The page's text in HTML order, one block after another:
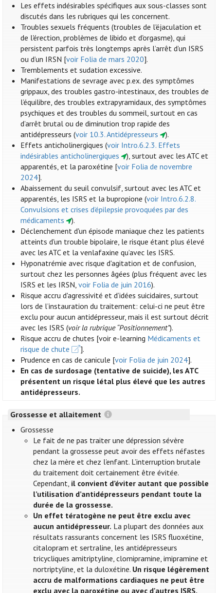
Les effets indésirables spécifiques aux sous-classes sont
discutés dans les rubriques qui les concernent.
Troubles sexuels fréquents (troubles de l'éjaculation et
de l'érection, problèmes de libido et d'orgasme), qui
persistent parfois très longtemps après l’arrêt d’un ISRS
ou d’un IRSN [voir Folia de mars 2020].
Tremblements et sudation excessive.
Manifestations de sevrage avec p.ex. des symptômes
grippaux, des troubles gastro-intestinaux, des troubles de
l’équilibre, des troubles extrapyramidaux, des symptômes
psychiques et des troubles du sommeil, surtout en cas
d’arrêt brutal ou de diminution trop rapide des
antidépresseurs (voir 10.3. Antidépresseurs
).
Effets anticholinergiques (voir Intro.6.2.3. Effets
indésirables anticholinergiques
), surtout avec les ATC et
apparentés, et la paroxétine [voir Folia de novembre
2024].
Abaissement du seuil convulsif, surtout avec les ATC et
apparentés, les ISRS et la bupropione (voir Intro.6.2.8.
Convulsions et crises d’épilepsie provoquées par des
médicaments
).
Déclenchement d'un épisode maniaque chez les patients
atteints d'un trouble bipolaire, le risque étant plus élevé
avec les ATC et la venlafaxine qu’avec les ISRS.
Hyponatrémie avec risque d'agitation et de confusion,
surtout chez les personnes âgées (plus fréquent avec les
ISRS et les IRSN,voir Folia de juin 2016).
Risque accru d'agressivité et d’idées suicidaires, surtout
lors de l’instauration du traitement: celui-ci ne peut être
exclu pour aucun antidépresseur, mais il est surtout décrit
avec les ISRS (voir la rubrique “Positionnement”).
Risque accru de chutes [voir e-learning Médicaments et
risque de chute
].
Prudence en cas de canicule [voir Folia de juin 2024].
En cas de surdosage (tentative de suicide), les ATC
présentent un risque létal plus élevé que les autres
antidépresseurs.
Grossesse et allaitement
Grossesse
Le fait de ne pas traiter une dépression sévère
pendant la grossesse peut avoir des effets néfastes
chez la mère et chez l’enfant. L’interruption brutale
du traitement doit certainement être évitée.
Cependant, il convient d’éviter autant que possible
l’utilisation d’antidépresseurs pendant toute la
durée de la grossesse.
Un effet tératogène ne peut être exclu avec
aucun antidépresseur. La plupart des données aux
résultats rassurants concernent les ISRS fluoxétine,
citalopram et sertraline, les antidépresseurs
tricycliques amitriptyline, clomipramine, imipramine et
nortriptyline, et la duloxétine. Un risque légèrement
accru de malformations cardiaques ne peut être
exclu avec la paroxétine ou avec d'autres ISRS.